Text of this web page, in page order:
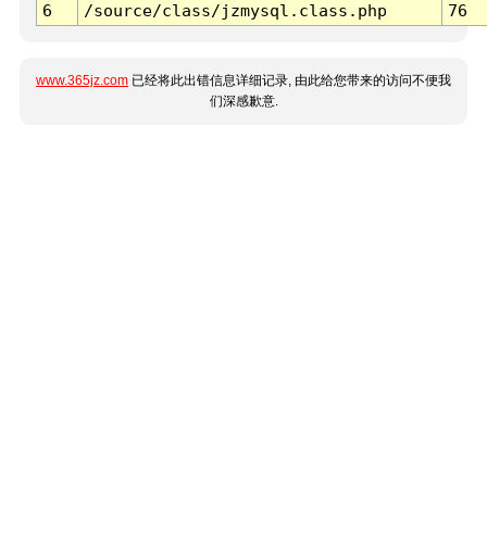
6
/source/class/jzmysql.class.php 76
www.365jz.com 已经将此出错信息详细记录, 由此给您带来的访问不便我
们深感歉意.